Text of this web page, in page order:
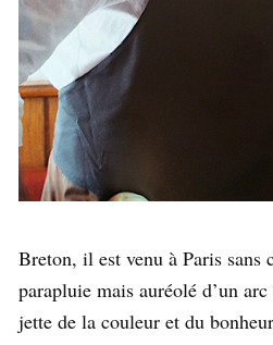
Breton, il est venu à Paris sans
parapluie mais auréolé d’un
jette de la couleur et du